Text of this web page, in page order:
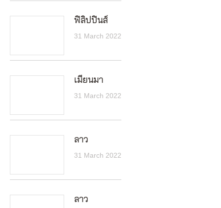
ฟิลิปปินส์
31 March 2022
เมียนมา
31 March 2022
ลาว
31 March 2022
ลาว